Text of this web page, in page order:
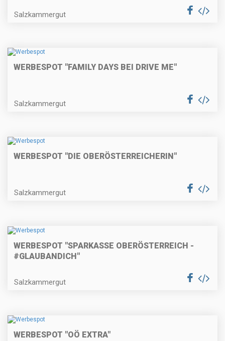
Salzkammergut
WERBESPOT "FAMILY DAYS BEI DRIVE ME"
Salzkammergut
WERBESPOT "DIE OBERÖSTERREICHERIN"
Salzkammergut
WERBESPOT "SPARKASSE OBERÖSTERREICH -
#GLAUBANDICH"
Salzkammergut
WERBESPOT "OÖ EXTRA"